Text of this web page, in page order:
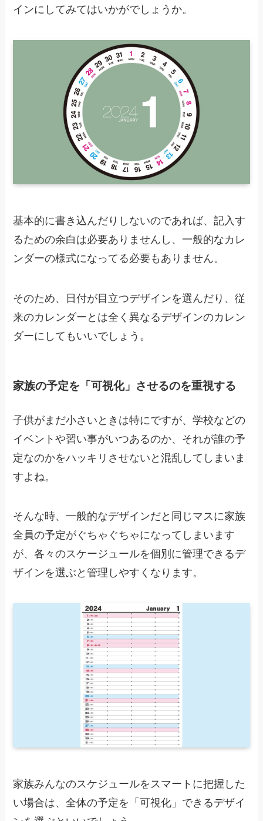
インにしてみてはいかがでしょうか。
基本的に書き込んだりしないのであれば、記入す
るための余白は必要ありませんし、一般的なカレ
ンダーの様式になってる必要もありません。
そのため、日付が目立つデザインを選んだり、従
来のカレンダーとは全く異なるデザインのカレン
ダーにしてもいいでしょう。
家族の予定を「可視化」させるのを重視する
子供がまだ小さいときは特にですが、学校などの
イベントや習い事がいつあるのか、それが誰の予
定なのかをハッキリさせないと混乱してしまいま
すよね。
そんな時、一般的なデザインだと同じマスに家族
全員の予定がぐちゃぐちゃになってしまいます
が、各々のスケージュールを個別に管理できるデ
ザインを選ぶと管理しやすくなります。
家族みんなのスケジュールをスマートに把握した
い場合は、全体の予定を「可視化」できるデザイ